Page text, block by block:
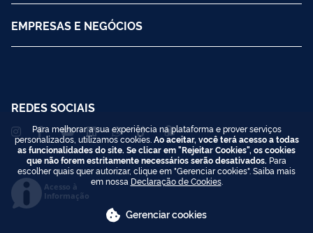
EMPRESAS E NEGÓCIOS
REDES SOCIAIS
Acesso à
Informação
Para melhorar a sua experiência na plataforma e prover serviços
personalizados, utilizamos cookies. Ao aceitar, você terá acesso a todas
as funcionalidades do site. Se clicar em "Rejeitar Cookies", os cookies
que não forem estritamente necessários serão desativados. Para
escolher quais quer autorizar, clique em "Gerenciar cookies". Saiba mais
em nossa Declaração de Cookies.
Gerenciar cookies